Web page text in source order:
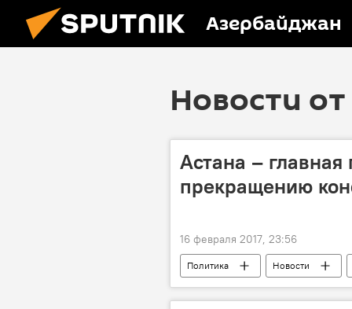
Азербайджан
Новости от
Астана –
прекращению
16 февраля 2017, 23:56
Политика Новости
Константин Косачев